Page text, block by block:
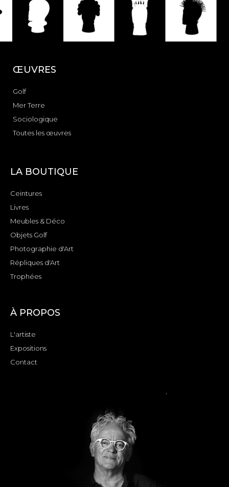
ŒUVRES
Golf
Mer Terre
Sociologique
Toutes les œuvres
LA BOUTIQUE
Ceintures
Livres
Meubles & Déco
Objets Golf
Photographie d'Art
Répliques d'Art
Trophées
À PROPOS
L'artiste
Expositions
Contact